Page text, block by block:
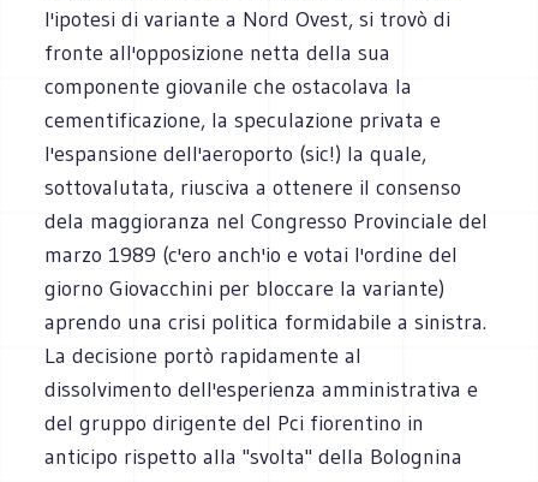
l'ipotesi di variante a Nord Ovest, si trovò di
fronte all'opposizione netta della sua
componente giovanile che ostacolava la
cementificazione, la speculazione privata e
l'espansione dell'aeroporto (sic!) la quale,
sottovalutata, riusciva a ottenere il consenso
dela maggioranza nel Congresso Provinciale del
marzo 1989 (c'ero anch'io e votai l'ordine del
giorno Giovacchini per bloccare la variante)
aprendo una crisi politica formidabile a sinistra.
La decisione portò rapidamente al
dissolvimento dell'esperienza amministrativa e
del gruppo dirigente del Pci fiorentino in
anticipo rispetto alla "svolta" della Bolognina